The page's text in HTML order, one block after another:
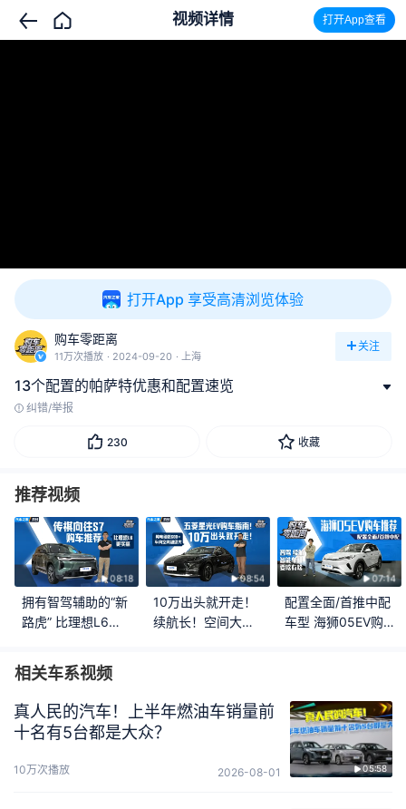
视频详情 打开App查看
打开App 享受高清浏览体验
购车零距离
11万次播放 2024-09-20 上海
关注
13个配置的帕萨特优惠和配置速览
纠错/举报
230 收藏
推荐视频
08:18
拥有智驾辅助的“新
路虎” 比理想L6更
车推荐
08:54
10万出头就开走！
续航长！空间大！
07:14
配置全面/首推中配
车型 海狮05EV购
相关车系视频
05:58
真人民的汽车！上半年燃油车销量前
十名有5台都是大众？
2026-08-01
10万次播放